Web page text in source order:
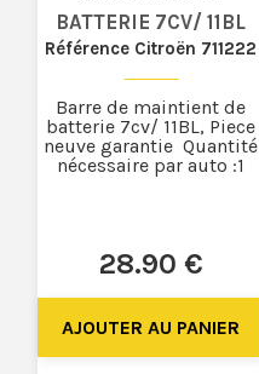
BATTERIE 7CV/ 11BL
Référence Citroën 711222
28.90 €
Barre de maintient de
batterie 7cv/ 11BL, Piece
neuve garantie Quantité
nécessaire par auto :1